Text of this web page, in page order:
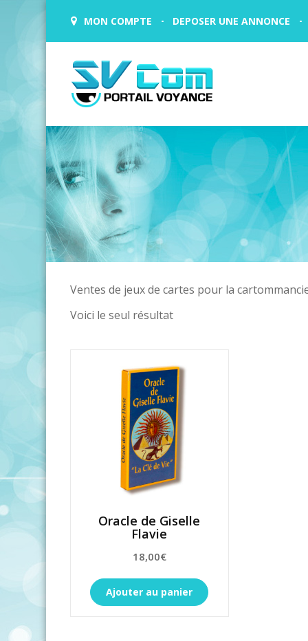
MON COMPTE DEPOSER UNE ANNONCE
Ventes de jeux de cartes pour la
Voici le seul résultat
Oracle de Giselle
Flavie
18,00€
Ajouter au panier